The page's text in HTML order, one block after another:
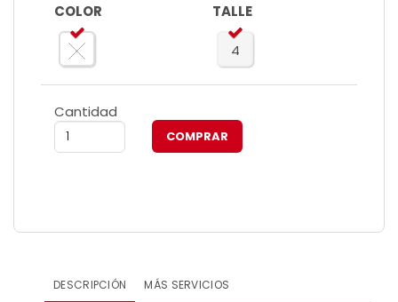
COLOR TALLE
4
Cantidad
DESCRIPCIÓN MÁS SERVICIOS